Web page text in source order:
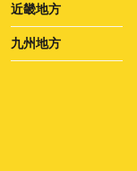
近畿地方
九州地方